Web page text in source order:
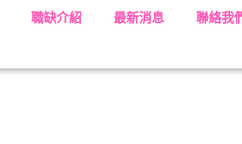
職缺介紹 最新消息 聯絡我